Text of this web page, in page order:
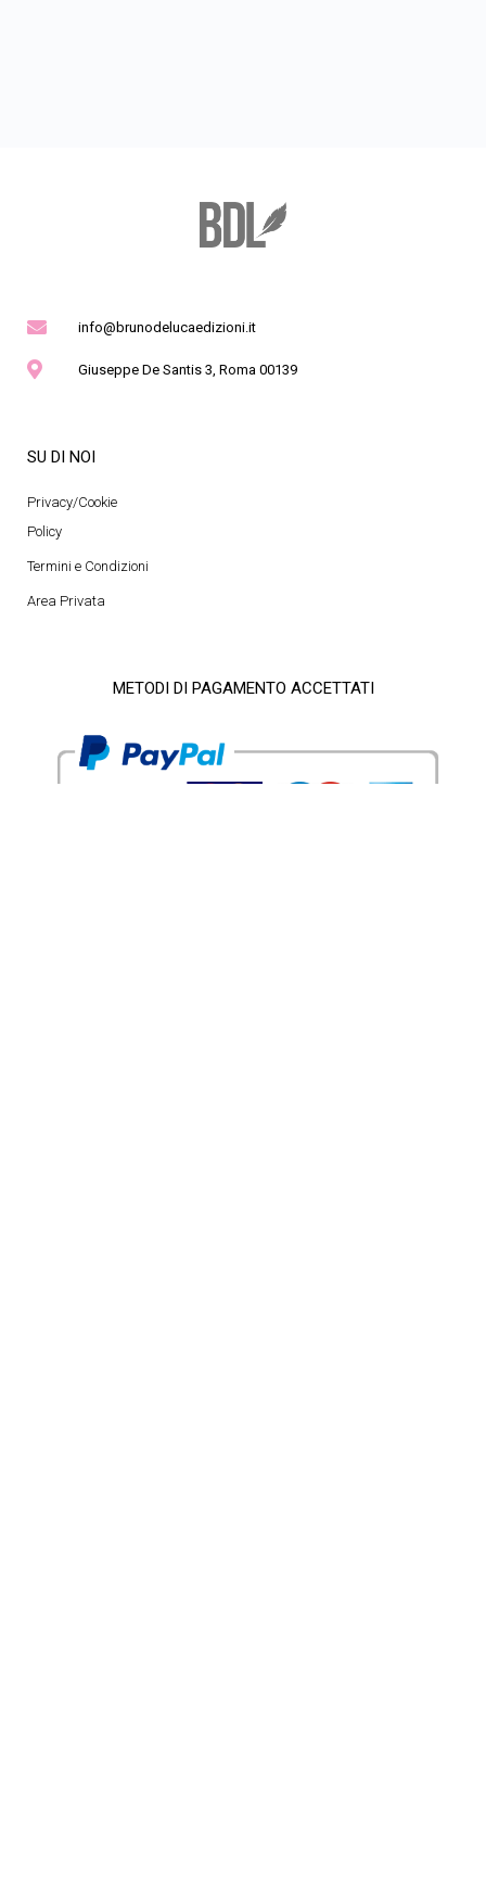
info@brunodelucaedizioni.it
Giuseppe De Santis 3, Roma 00139
SU DI NOI
Privacy/Cookie
Policy
Termini e Condizioni
Area Privata
METODI DI PAGAMENTO ACCETTATI